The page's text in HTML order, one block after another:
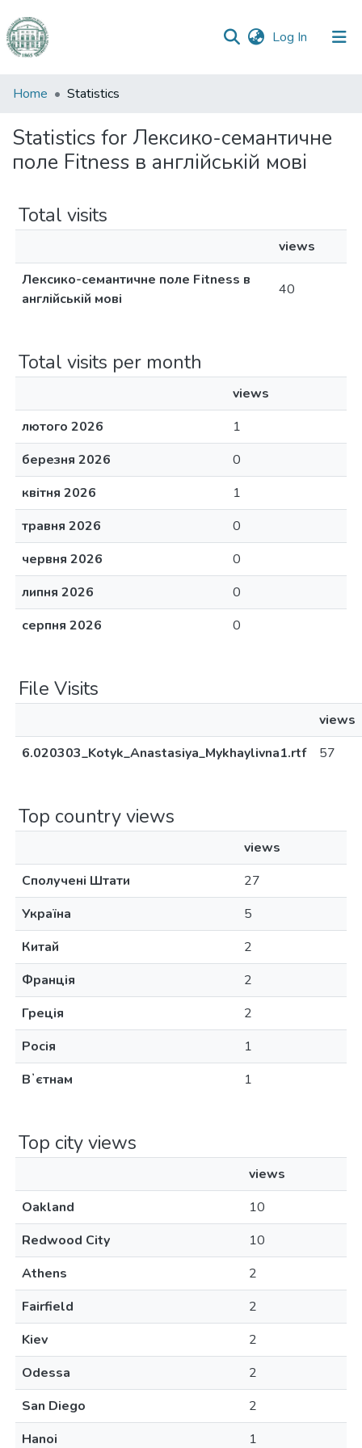
Log In (current)
Communities
Collections
All of DSpace
Home Statistics
Statistics for Лексико-семантичне
поле Fitness в англійській мові
Total visits
views
Лексико-семантичне поле Fitness в
англійській мові
40
Total visits per month
views
лютого 2026
1
березня 2026
0
квітня 2026
1
травня 2026
0
червня 2026
0
липня 2026
0
серпня 2026
0
File Visits
views
6.020303_Kotyk_Anastasiya_Mykhaylivna1.rtf
57
Top country views
views
Сполучені Штати
27
Україна
5
Китай
2
Франція
2
Греція
2
Росія
1
Вʼєтнам
1
Top city views
views
Oakland
10
Redwood City
10
Athens
2
Fairfield
2
Kiev
2
Odessa
2
San Diego
2
Hanoi
1